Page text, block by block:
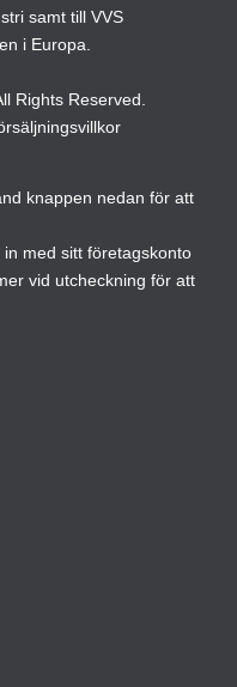
samt till VVS
i Europa.
Rights Reserved.
knappen nedan för att
med sitt företagskonto
vid utcheckning för att